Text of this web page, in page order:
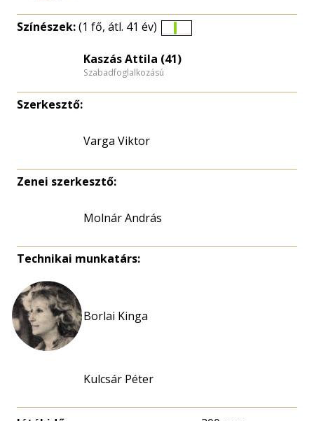
Színészek:(1 fő, átl. 41 év)
eloszlás
Kaszás Attila (41)
Szabadfoglalkozású
Szerkesztő:
Varga Viktor
Zenei szerkesztő:
Molnár András
Technikai munkatárs:
Borlai Kinga
Kulcsár Péter